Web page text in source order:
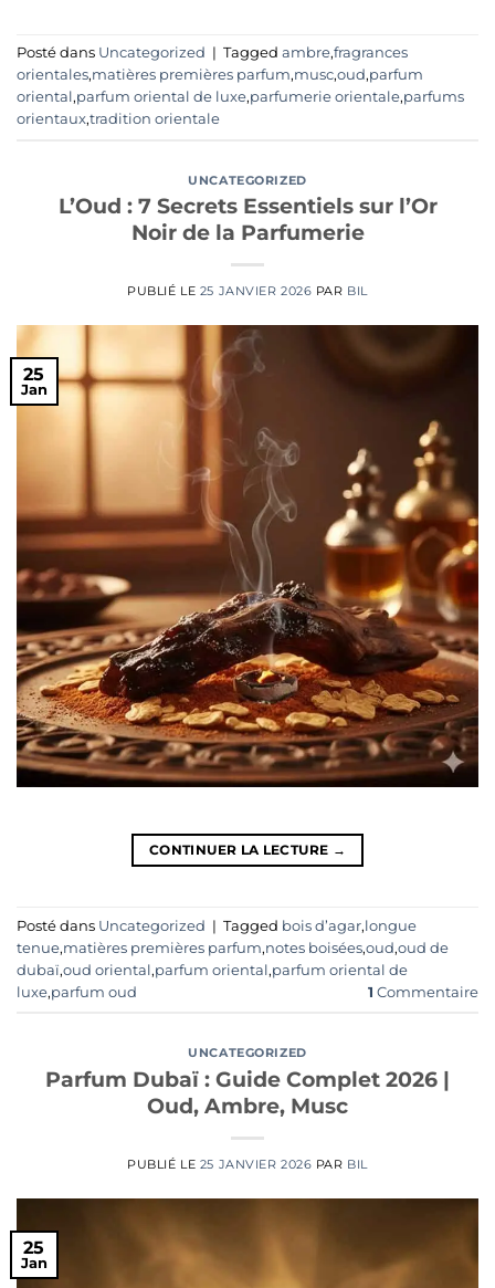
Posté dans Uncategorized | Tagged ambre,fragrances
orientales,matières premières parfum,musc,oud,parfum
oriental ,parfum oriental de luxe,parfumerie orientale,parfums
orientaux,tradition orientale
UNCATEGORIZED
L’Oud : 7 Secrets Essentiels sur l’Or
Noir de la Parfumerie
PUBLIÉ LE 25 JANVIER 2026 PAR BIL
25
Jan
CONTINUER LA LECTURE →
Posté dans Uncategorized | Tagged bois d’agar,longue
tenue,matières premières parfum,notes boisées,oud,oud de
dubaï,oud oriental,parfum oriental,parfum oriental de
luxe,parfum oud 1 Commentaire
UNCATEGORIZED
Parfum Dubaï : Guide Complet 2026 |
Oud, Ambre, Musc
PUBLIÉ LE 25 JANVIER 2026 PAR BIL
25
Jan